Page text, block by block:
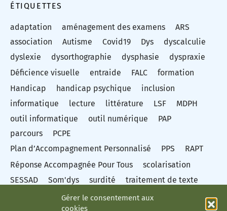
Gérer le consentement aux
cookies
ÉTIQUETTES
adaptation aménagement des examens
ARS
association
Autisme Covid19 Dys
dyscalculie
dyslexie
dysorthographie dysphasie
dyspraxie
Déficience visuelle
entraide FALC
formation
Handicap
handicap psychique
inclusion
informatique
lecture littérature LSF
MDPH
outil informatique
outil numérique
PAP
parcours
PCPE
Plan d’Accompagnement Personnalisé
PPS
RAPT
Réponse Accompagnée Pour Tous
scolarisation
SESSAD
Som'dys surdité
traitement de texte
Troubles de la conduite et du comportement